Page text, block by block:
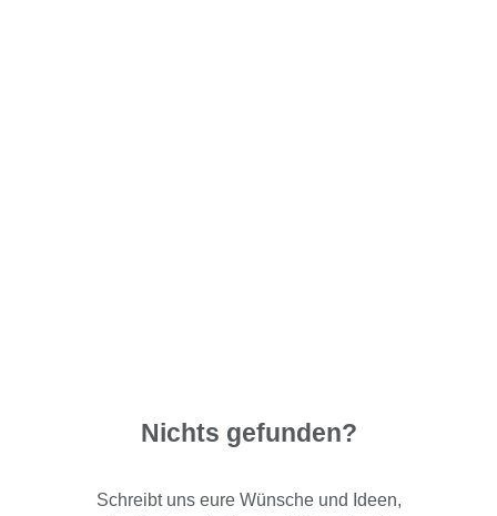
Nichts gefunden?
Schreibt uns eure Wünsche und Ideen,